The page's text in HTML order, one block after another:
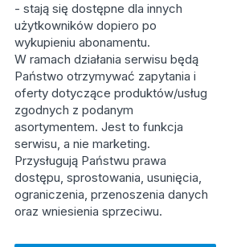
- stają się dostępne dla innych
użytkowników dopiero po
wykupieniu abonamentu.
W ramach działania serwisu będą
Państwo otrzymywać zapytania i
oferty dotyczące produktów/usług
zgodnych z podanym
asortymentem. Jest to funkcja
serwisu, a nie marketing.
Przysługują Państwu prawa
dostępu, sprostowania, usunięcia,
ograniczenia, przenoszenia danych
oraz wniesienia sprzeciwu.